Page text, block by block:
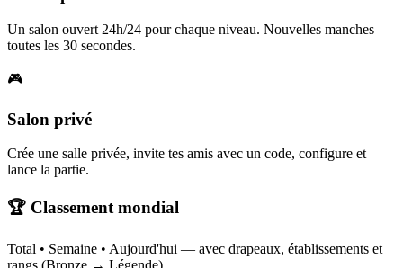
Un salon ouvert 24h/24 pour chaque niveau. Nouvelles manches
toutes les 30 secondes.
🎮
Salon privé
Crée une salle privée, invite tes amis avec un code, configure et
lance la partie.
🏆 Classement mondial
Total • Semaine • Aujourd'hui — avec drapeaux, établissements et
rangs (Bronze → Légende)